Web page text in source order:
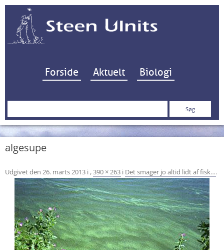
Hop til indhold
Forside Aktuelt Biologi
Søg
algesupe
Udgivet den 26. marts 2013 i ,390 × 263 i Det smager jo altid lidt af fisk….